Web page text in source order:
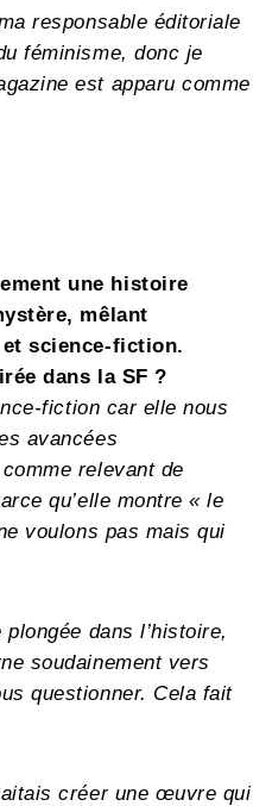
responsable éditoriale
féminisme, donc je
est apparu comme
une histoire
mêlant
science-fiction.
dans la SF ?
fiction car elle nous
avancées
relevant de
qu’elle montre « le
voulons pas mais qui
dans l’histoire,
soudainement vers
questionner. Cela fait
créer une œuvre qui